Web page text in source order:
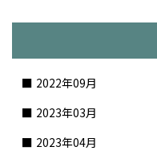
2022年09月
2023年03月
2023年04月